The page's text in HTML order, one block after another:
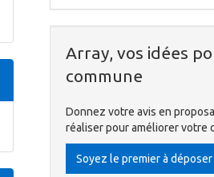
Array, vos idées
commune
Donnez votre avis en
réaliser pour améliorer votre
Soyez le premier à déposer